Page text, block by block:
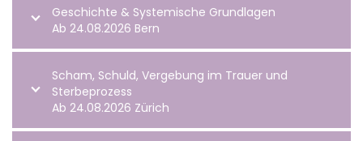
Geschichte & Systemische Grundlagen
Ab 24.08.2026 Bern
Scham, Schuld, Vergebung im Trauer und
Sterbeprozess
Ab 24.08.2026 Zürich